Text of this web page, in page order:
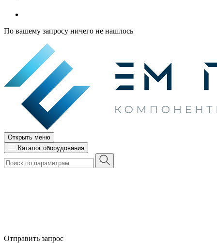
По вашему запросу ничего не нашлось
Открыть меню
Каталог оборудования
Отправить запрос